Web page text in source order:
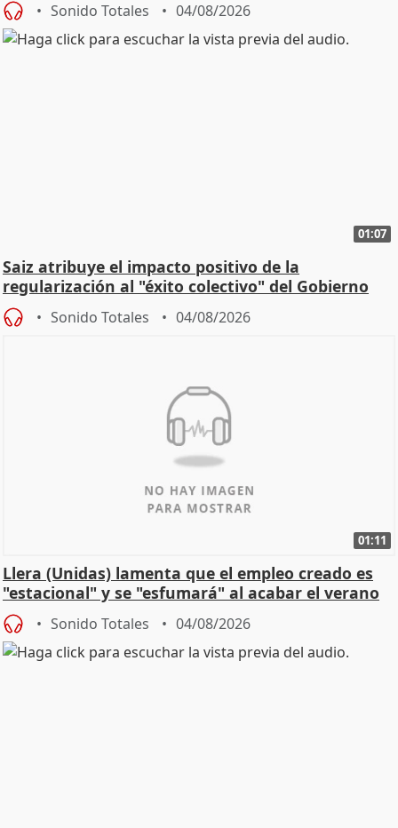
Sonido Totales 04/08/2026
01:07
Saiz atribuye el impacto positivo de la
regularización al "éxito colectivo" del Gobierno
Sonido Totales 04/08/2026
01:11
Llera (Unidas) lamenta que el empleo creado es
"estacional" y se "esfumará" al acabar el verano
Sonido Totales 04/08/2026